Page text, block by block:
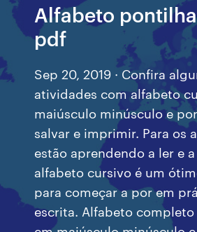
Alfabeto
pdf
Sep 20, 2019 · Confira
atividades com alfabeto
maiúsculo minúsculo e
salvar e imprimir. Para os
estão aprendendo a ler e
alfabeto cursivo é um
para começar a por em
escrita. Alfabeto completo